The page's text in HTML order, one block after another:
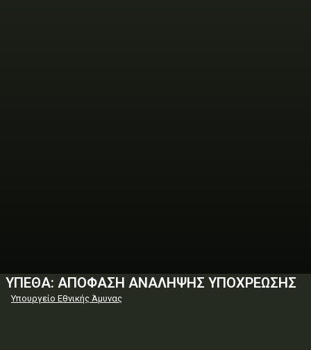
ΥΠΕΘΑ: ΑΠΟΦΑΣΗ ΑΝΑΛΗΨΗΣ ΥΠΟΧΡΕΩΣΗΣ
Υπουργείο Εθνικής Άμυνας